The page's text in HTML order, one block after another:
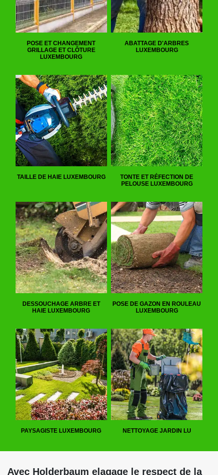
POSE ET CHANGEMENT
GRILLAGE ET CLÔTURE
LUXEMBOURG
ABATTAGE D'ARBRES
LUXEMBOURG
TAILLE DE HAIE LUXEMBOURG
TONTE ET RÉFECTION DE
PELOUSE LUXEMBOURG
DESSOUCHAGE ARBRE ET
HAIE LUXEMBOURG
POSE DE GAZON EN ROULEAU
LUXEMBOURG
PAYSAGISTE LUXEMBOURG NETTOYAGE JARDIN LU
Avec Holderbaum elagage le respect de la